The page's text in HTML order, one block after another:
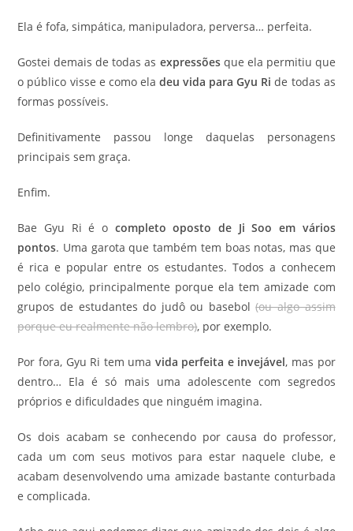
Ela é fofa, simpática, manipuladora, perversa… perfeita.
Gostei demais de todas as expressõesque ela permitiu que
o público visse e como ela deu vida para Gyu Ri de todas as
formas possíveis.
Definitivamente passou longe daquelas personagens
principais sem graça.
Enfim.
Bae Gyu Ri é o completo oposto de Ji Soo em vários
pontos. Uma garota que também tem boas notas, mas que
é rica e popular entre os estudantes. Todos a conhecem
pelo colégio, principalmente porque ela tem amizade com
grupos de estudantes do judô ou basebol(ou algo assim
porque eu realmente não lembro), por exemplo.
Por fora, Gyu Ri tem uma vida perfeita e invejável, mas por
dentro… Ela é só mais uma adolescente com segredos
próprios e dificuldades que ninguém imagina.
Os dois acabam se conhecendo por causa do professor,
cada um com seus motivos para estar naquele clube, e
acabam desenvolvendo uma amizade bastante conturbada
e complicada.